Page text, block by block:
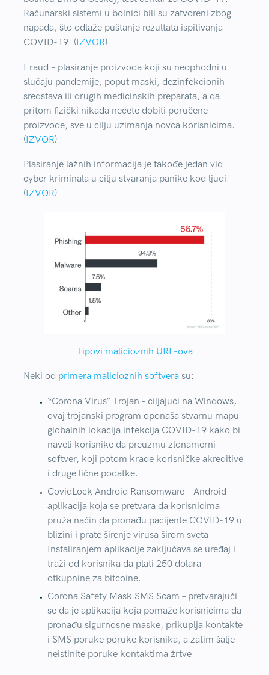
Računarski sistemi u bolnici bili su zatvoreni zbog
napada, što odlaže puštanje rezultata ispitivanja
COVID-19. (IZVOR)
Fraud – plasiranje proizvoda koji su neophodni u
slučaju pandemije, poput maski, dezinfekcionih
sredstava ili drugih medicinskih preparata, a da
pritom fizički nikada nećete dobiti poručene
proizvode, sve u cilju uzimanja novca korisnicima.
(IZVOR)
Plasiranje lažnih informacija je takođe jedan vid
cyber kriminala u cilju stvaranja panike kod ljudi.
(IZVOR)
Tipovi malicioznih URL-ova
Neki od primera malicioznih softvera su:
“Corona Virus” Trojan – ciljajući na Windows,
ovaj trojanski program oponaša stvarnu mapu
globalnih lokacija infekcija COVID-19 kako bi
naveli korisnike da preuzmu zlonamerni
softver, koji potom krade korisničke akreditive
i druge lične podatke.
CovidLock Android Ransomware – Android
aplikacija koja se pretvara da korisnicima
pruža način da pronađu pacijente COVID-19 u
blizini i prate širenje virusa širom sveta.
Instaliranjem aplikacije zaključava se uređaj i
traži od korisnika da plati 250 dolara
otkupnine za bitcoine.
Corona Safety Mask SMS Scam – pretvarajući
se da je aplikacija koja pomaže korisnicima da
pronađu sigurnosne maske, prikuplja kontakte
i SMS poruke poruke korisnika, a zatim šalje
neistinite poruke kontaktima žrtve.